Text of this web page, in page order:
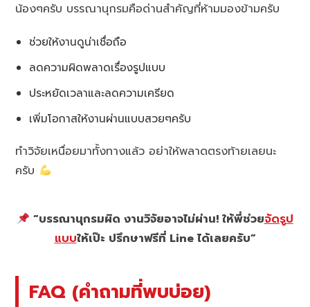
น้องๆครับ บรรณานุกรมคือด่านสำคัญที่ห้ามมองข้ามครับ
ช่วยให้งานดูน่าเชื่อถือ
ลดความผิดพลาดเรื่องรูปแบบ
ประหยัดเวลาและลดความเครียด
เพิ่มโอกาสให้งานผ่านแบบสวยๆครับ
ทำวิจัยเหนื่อยมาทั้งทางแล้ว อย่าให้พลาดตรงท้ายเลยนะ
ครับ
“บรรณานุกรมผิด งานวิจัยอาจไม่ผ่าน! ให้พี่ช่วยจัดรูป
แบบให้เป๊ะ ปรึกษาฟรีที่ Line ได้เลยครับ”
FAQ (คำถามที่พบบ่อย)